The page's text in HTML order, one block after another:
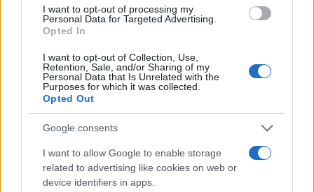
I want to opt-out of processing my
Personal Data for Targeted Advertising.
Opted In
I want to opt-out of Collection, Use,
Retention, Sale, and/or Sharing of my
Personal Data that Is Unrelated with the
Purposes for which it was collected.
Opted Out
Google consents
I want to allow Google to enable storage
related to advertising like cookies on web or
device identifiers in apps.
incontrarsi di persona”. Peskov ha inoltre descritto
la conversazione telefonica in programma domani
per il ripristino delle relazioni bilaterali.
E mentre si cerca un accordo di pace, la Russia
esprime la sua posizione sulla presenza
internazionale in Ucraina. Il vice ministro degli
Esteri russoAlexander Grushko, in un’intervista
al quotidiano Izvestia, ha proposto la possibilità di